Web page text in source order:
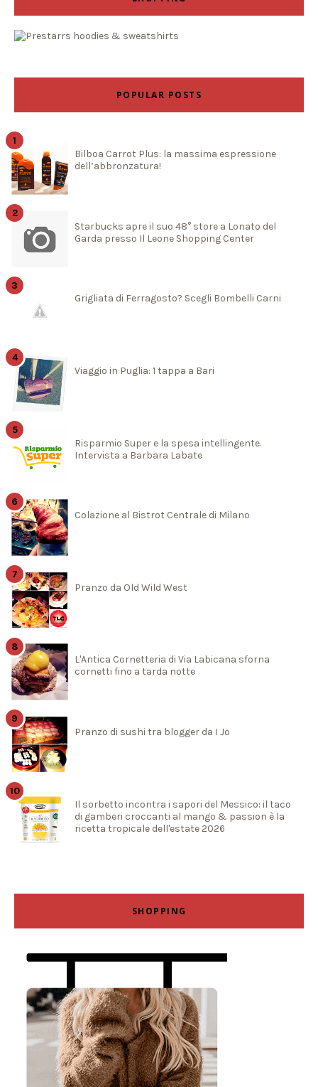
POPULAR POSTS
Bilboa Carrot Plus: la massima espressione
dell’abbronzatura!
Starbucks apre il suo 48° store a Lonato del
Garda presso Il Leone Shopping Center
Grigliata di Ferragosto? Scegli Bombelli Carni
Viaggio in Puglia: 1 tappa a Bari
Risparmio Super e la spesa intellingente.
Intervista a Barbara Labate
Colazione al Bistrot Centrale di Milano
Pranzo da Old Wild West
L'Antica Cornetteria di Via Labicana sforna
cornetti fino a tarda notte
Pranzo di sushi tra blogger da I Jo
Il sorbetto incontra i sapori del Messico: il taco
di gamberi croccanti al mango & passion è la
ricetta tropicale dell'estate 2026
SHOPPING